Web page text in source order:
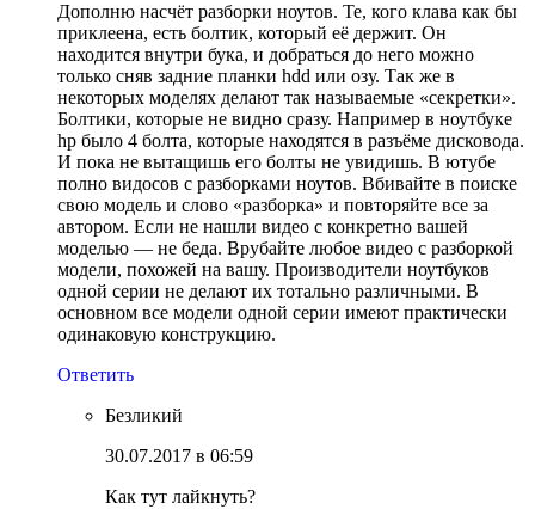
Дополню насчёт разборки ноутов. Те, кого клава как бы
приклеена, есть болтик, который её держит. Он
находится внутри бука, и добраться до него можно
только сняв задние планки hdd или озу. Так же в
некоторых моделях делают так называемые «секретки».
Болтики, которые не видно сразу. Например в ноутбуке
hp было 4 болта, которые находятся в разъёме дисковода.
И пока не вытащишь его болты не увидишь. В ютубе
полно видосов с разборками ноутов. Вбивайте в поиске
свою модель и слово «разборка» и повторяйте все за
автором. Если не нашли видео с конкретно вашей
моделью — не беда. Врубайте любое видео с разборкой
модели, похожей на вашу. Производители ноутбуков
одной серии не делают их тотально различными. В
основном все модели одной серии имеют практически
одинаковую конструкцию.
Ответить
Безликий
30.07.2017 в 06:59
Как тут лайкнуть?